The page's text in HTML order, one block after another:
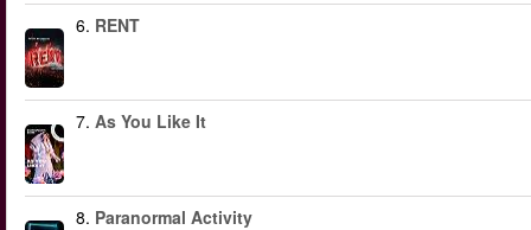
6. RENT
7. As You Like It
8. Paranormal Activity